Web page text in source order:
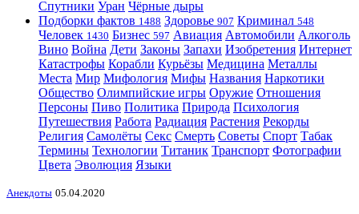
Спутники Уран Чёрные дыры
Подборки фактов 1488 Здоровье 907 Криминал 548
Человек 1430 Бизнес 597 Авиация Автомобили Алкоголь
Вино Война Дети Законы Запахи Изобретения Интернет
Катастрофы Корабли Курьёзы Медицина Металлы
Места Мир Мифология Мифы Названия Наркотики
Общество Олимпийские игры Оружие Отношения
Персоны Пиво Политика Природа Психология
Путешествия Работа Радиация Растения Рекорды
Религия Самолёты Секс Смерть Советы Спорт Табак
Термины Технологии Титаник Транспорт Фотографии
Цвета Эволюция Языки
Анекдоты 05.04.2020